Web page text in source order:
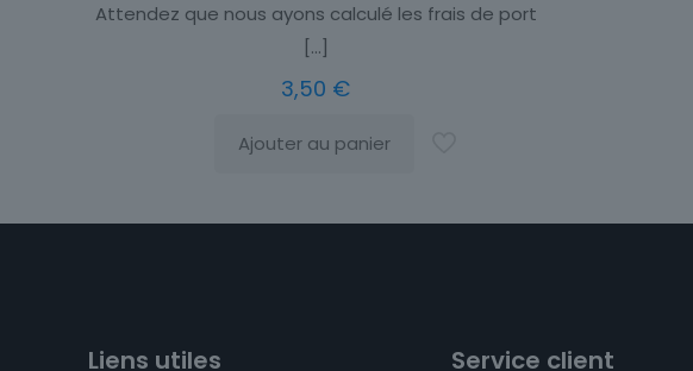
Attendez que nous ayons calculé les frais de port
[…]
3,50 €
Ajouter au panier
Liens utiles Service client